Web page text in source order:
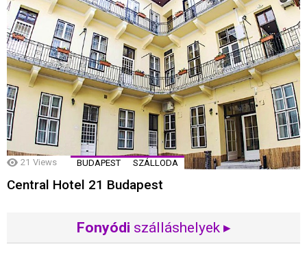
21 Views BUDAPEST SZÁLLODA
Central Hotel 21 Budapest
Fonyódi szálláshelyek ▸